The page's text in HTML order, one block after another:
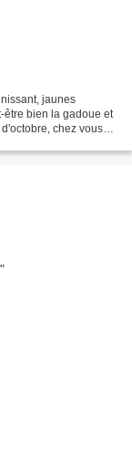
jaunes
être bien la gadoue et
chez vous?